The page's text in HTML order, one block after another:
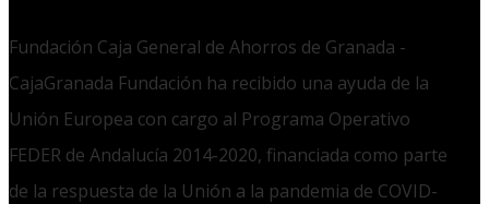
Fundación Caja General de Ahorros de Granada -
CajaGranada Fundación ha recibido una ayuda de la
Unión Europea con cargo al Programa Operativo
FEDER de Andalucía 2014-2020, financiada como parte
de la respuesta de la Unión a la pandemia de COVID-